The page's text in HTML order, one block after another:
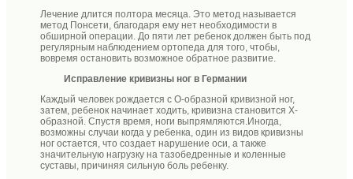
Лечение длится полтора месяца. Это метод называется
метод Понсети, благодаря ему нет необходимости в
обширной операции. До пяти лет ребенок должен быть под
регулярным наблюдением ортопеда для того, чтобы,
вовремя остановить возможное обратное развитие.
Исправление кривизны ног в Германии
Каждый человек рождается с О-образной кривизной ног,
затем, ребенок начинает ходить, кривизна становится X-
образной. Спустя время, ноги выпрямляются.Иногда,
возможны случаи когда у ребенка, один из видов кривизны
ног остается, что создает нарушение оси, а также
значительную нагрузку на тазобедренные и коленные
суставы, причиняя сильную боль ребенку.